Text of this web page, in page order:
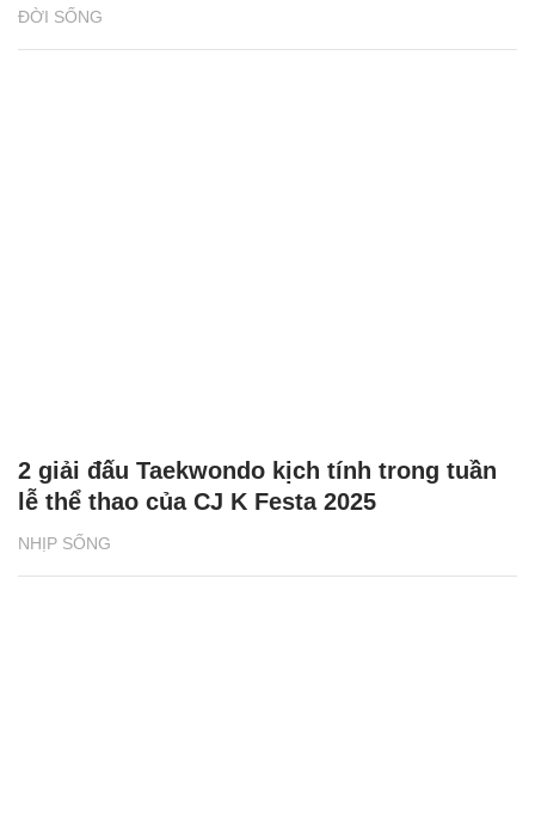
ĐỜI SỐNG
NHỊP SỐNG
2 giải đấu Taekwondo kịch tính trong tuần
lễ thể thao của CJ K Festa 2025